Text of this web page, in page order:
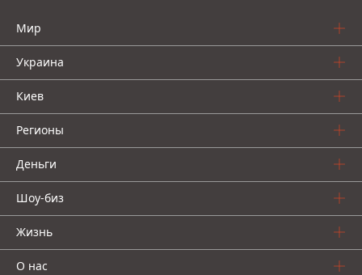
Мир
Украина
Киев
Регионы
Деньги
Шоу-биз
Жизнь
О нас